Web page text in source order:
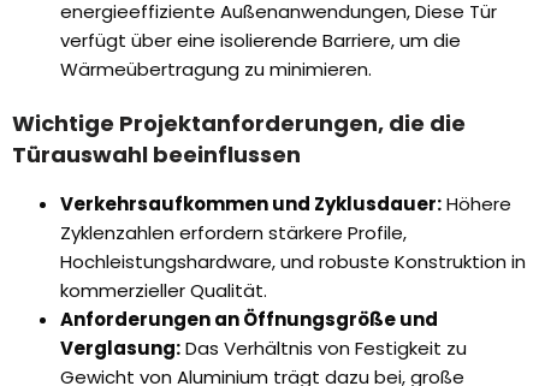
energieeffiziente Außenanwendungen, Diese Tür
verfügt über eine isolierende Barriere, um die
Wärmeübertragung zu minimieren.
Wichtige Projektanforderungen, die die
Türauswahl beeinflussen
Verkehrsaufkommen und Zyklusdauer:Höhere
Zyklenzahlen erfordern stärkere Profile,
Hochleistungshardware, und robuste Konstruktion in
kommerzieller Qualität.
Anforderungen an Öffnungsgröße und
Verglasung:Das Verhältnis von Festigkeit zu
Gewicht von Aluminium trägt dazu bei, große